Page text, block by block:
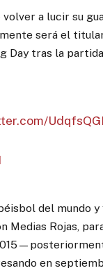
volver a lucir su
será el
Day tras la
del mundo
Medias Rojas,
en